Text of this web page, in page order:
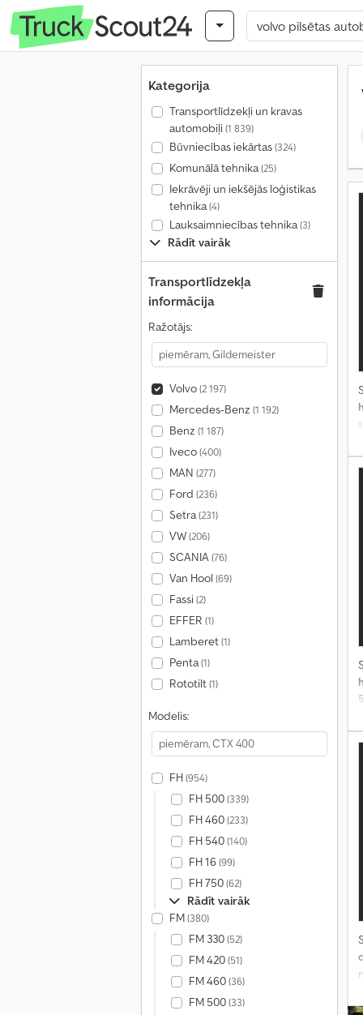
Kategorija
Transportlīdzekļi un kravas
automobiļi(1 839)
Būvniecības iekārtas(324)
Komunālā tehnika(25)
Iekrāvēji un iekšējās loģistikas
tehnika(4)
Lauksaimniecības tehnika(3)
Rādīt vairāk
Transportlīdzekļa
informācija
Ražotājs:
Volvo(2 197)
Mercedes-Benz (1 192)
Benz (1 187)
Iveco(400)
MAN (277)
Ford (236)
Setra(231)
VW(206)
SCANIA(76)
Van Hool (69)
Fassi(2)
EFFER (1)
Lamberet(1)
Penta(1)
Rototilt(1)
Modelis:
FH(954)
FH 500(339)
FH 460(233)
FH 540(140)
FH 16(99)
FH 750(62)
Rādīt vairāk
FM(380)
FM 330(52)
FM 420(51)
FM 460(36)
FM 500(33)